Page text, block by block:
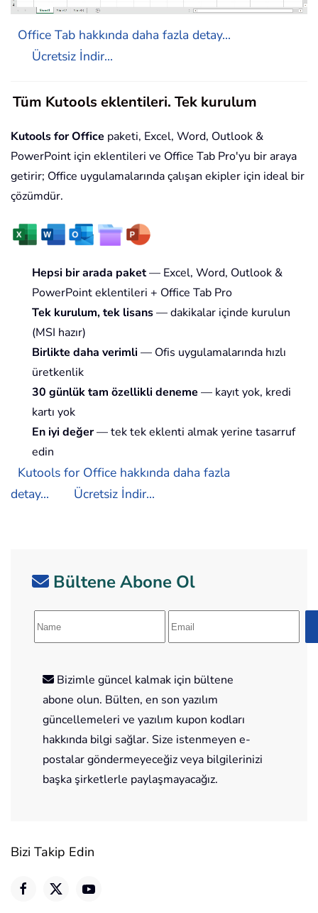
Office Tab hakkında daha fazla detay...
Ücretsiz İndir...
Tüm Kutools eklentileri. Tek kurulum
Kutools for Office paketi, Excel, Word, Outlook &
PowerPoint için eklentileri ve Office Tab Pro'yu bir araya
getirir; Office uygulamalarında çalışan ekipler için ideal bir
çözümdür.
Hepsi bir arada paket— Excel, Word, Outlook &
PowerPoint eklentileri + Office Tab Pro
Tek kurulum, tek lisans— dakikalar içinde kurulun
(MSI hazır)
Birlikte daha verimli — Ofis uygulamalarında hızlı
üretkenlik
30 günlük tam özellikli deneme — kayıt yok, kredi
kartı yok
En iyi değer— tek tek eklenti almak yerine tasarruf
edin
Kutools for Office hakkında daha fazla
detay...
Ücretsiz İndir...
Bültene Abone Ol
Bizimle güncel kalmak için bültene
abone olun. Bülten, en son yazılım
güncellemeleri ve yazılım kupon kodları
hakkında bilgi sağlar. Size istenmeyen e-
postalar göndermeyeceğiz veya bilgilerinizi
başka şirketlerle paylaşmayacağız.
Bizi Takip Edin